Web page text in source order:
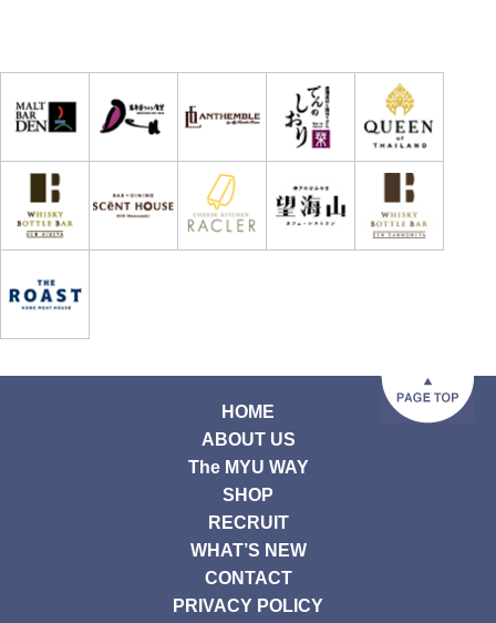
HOME
ABOUT US
The MYU WAY
SHOP
RECRUIT
WHAT’S NEW
CONTACT
PRIVACY POLICY